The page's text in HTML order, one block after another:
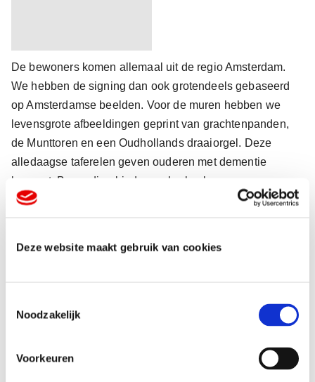
Deze website maakt gebruik van cookies
Noodzakelijk
Voorkeuren
De bewoners komen allemaal uit de regio Amsterdam.
We hebben de signing dan ook grotendeels gebaseerd
op Amsterdamse beelden. Voor de muren hebben we
levensgrote afbeeldingen geprint van grachtenpanden,
de Munttoren en een Oudhollands draaiorgel. Deze
alledaagse taferelen geven ouderen met dementie
houvast. Bovendien bieden ze herkenbare
aanknopingspunten met het verleden. Wie nu door de
beter met elkaar verbonden.
Meer dan alleen signing voor